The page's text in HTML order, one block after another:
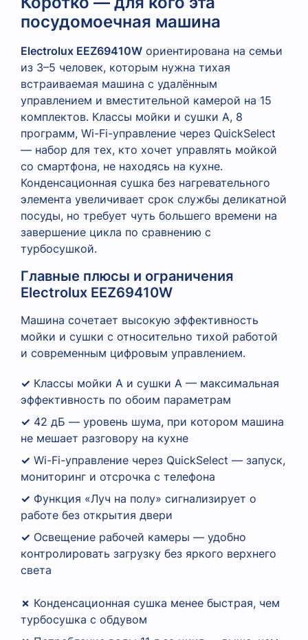
посудомоечная машина
Electrolux EEZ69410W ориентирована на семьи
из 3–5 человек, которым нужна тихая
встраиваемая машина с удалённым
управлением и вместительной камерой на 15
комплектов. Классы мойки и сушки A, 8
программ, Wi-Fi-управление через QuickSelect
— набор для тех, кто хочет управлять мойкой
со смартфона, не находясь на кухне.
Конденсационная сушка без нагревательного
элемента увеличивает срок службы деликатной
посуды, но требует чуть большего времени на
завершение цикла по сравнению с
турбосушкой.
Главные плюсы и ограничения
Electrolux EEZ69410W
Машина сочетает высокую эффективность
мойки и сушки с относительно тихой работой
и современным цифровым управлением.
✓ Классы мойки A и сушки A — максимальная
эффективность по обоим параметрам
✓ 42 дБ — уровень шума, при котором машина
не мешает разговору на кухне
✓ Wi-Fi-управление через QuickSelect — запуск,
мониторинг и отсрочка с телефона
✓ Функция «Луч на полу» сигнализирует о
работе без открытия двери
✓ Освещение рабочей камеры — удобно
контролировать загрузку без яркого верхнего
света
✗ Конденсационная сушка менее быстрая, чем
турбосушка с обдувом